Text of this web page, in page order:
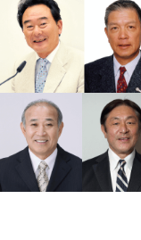
そこからのネオ・
曲目に、YMOの1st
トラ』に収録され
テーマ”」をサンプ
「ドスゲーム」から
『Dos Atomos』か
楽曲を立て続けに
が融合したボルテー
た。さすがは世界
文化放送では、福
ないための一石に
【特別番組概要】
■番組名：『東日本
りたかった町・帰
■放送日時：2025
■制作協力：RFCラ
＜44年目の『文化
ンドたちがさらに
1982年の放送開始
送ライオンズナイタ
オンズ 叫べ！文化
王座奪回を目指す
くパ・リーグの熱き
4月1日（火）より